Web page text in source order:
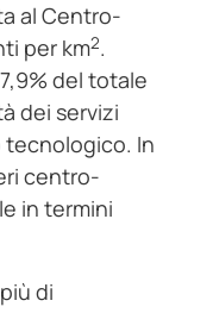
al Centro-
per km2.
del totale
dei servizi
In
centro-
in termini
di